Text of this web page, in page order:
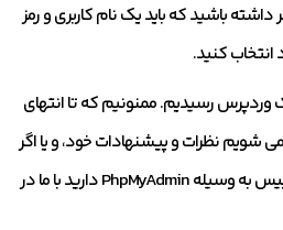
باشید که باید یک نام کاربری و رمز
وردپرس رسیدیم. ممنونیم که تا انتهای
شویم نظرات و پیشنهادات خود، و یا اگر
تجربه ای در زمینه مدیریت دیتابیس به وسیله PhpMyAdmin دارید با ما در